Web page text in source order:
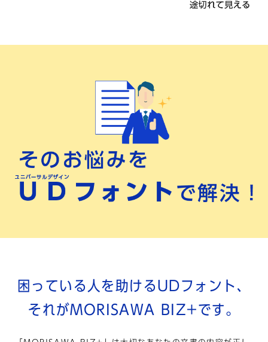
困っている人を助けるUDフォント、
それがMORISAWA BIZ+です。